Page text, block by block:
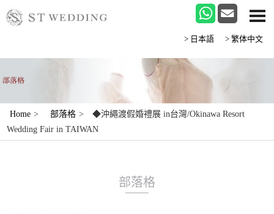
>日本語 >繁体中文
Home > 部落格 >
◆沖繩渡假婚禮展 in台灣/Okinawa Resort
Wedding Fair in TAIWAN
部落格